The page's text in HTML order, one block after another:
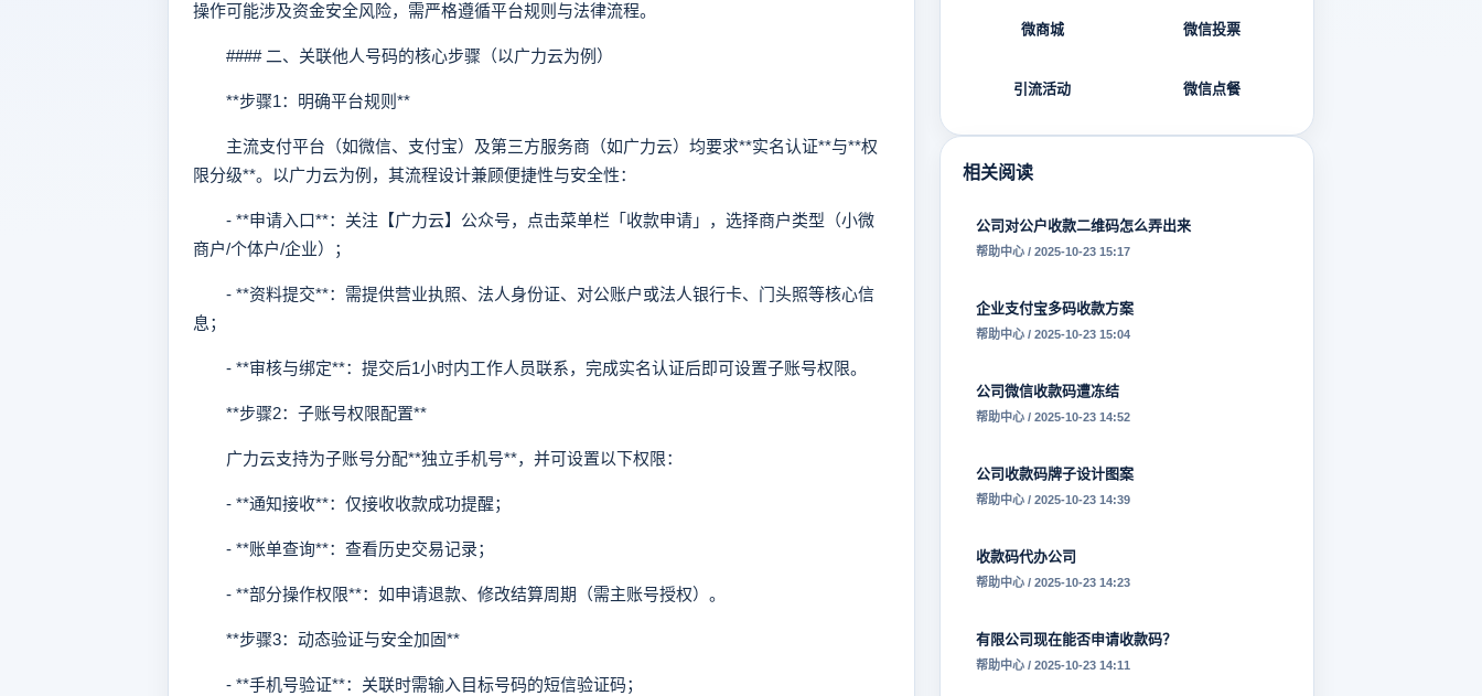
操作可能涉及资金安全风险，需严格遵循平台规则与法律流程。
#### 二、关联他人号码的核心步骤（以广力云为例）
**步骤1：明确平台规则**
主流支付平台（如微信、支付宝）及第三方服务商（如广力云）均要求**实名认证**与**权
限分级**。以广力云为例，其流程设计兼顾便捷性与安全性：
- **申请入口**：关注【广力云】公众号，点击菜单栏「收款申请」，选择商户类型（小微
商户/个体户/企业）；
- **资料提交**：需提供营业执照、法人身份证、对公账户或法人银行卡、门头照等核心信
息；
- **审核与绑定**：提交后1小时内工作人员联系，完成实名认证后即可设置子账号权限。
**步骤2：子账号权限配置**
广力云支持为子账号分配**独立手机号**，并可设置以下权限：
- **通知接收**：仅接收收款成功提醒；
- **账单查询**：查看历史交易记录；
- **部分操作权限**：如申请退款、修改结算周期（需主账号授权）。
**步骤3：动态验证与安全加固**
- **手机号验证**：关联时需输入目标号码的短信验证码；
微商城 微信投票
引流活动 微信点餐
相关阅读
公司对公户收款二维码怎么弄出来
帮助中心 / 2025-10-23 15:17
企业支付宝多码收款方案
帮助中心 / 2025-10-23 15:04
公司微信收款码遭冻结
帮助中心 / 2025-10-23 14:52
公司收款码牌子设计图案
帮助中心 / 2025-10-23 14:39
收款码代办公司
帮助中心 / 2025-10-23 14:23
有限公司现在能否申请收款码？
帮助中心 / 2025-10-23 14:11